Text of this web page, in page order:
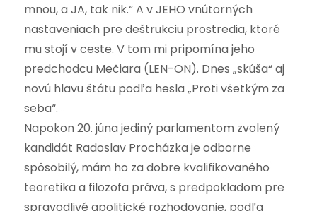
mnou, a JA, tak nik.“ A v JEHO vnútorných
nastaveniach pre deštrukciu prostredia, ktoré
mu stojí v ceste. V tom mi pripomína jeho
predchodcu Mečiara (LEN-ON). Dnes „skúša“ aj
novú hlavu štátu podľa hesla „Proti všetkým za
seba“.
Napokon 20. júna jediný parlamentom zvolený
kandidát Radoslav Procházka je odborne
spôsobilý, mám ho za dobre kvalifikovaného
teoretika a filozofa práva, s predpokladom pre
spravodlivé apolitické rozhodovanie, podľa